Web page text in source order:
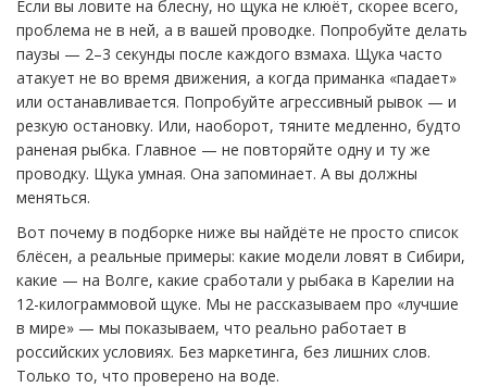
Если вы ловите на блесну, но щука не клюёт, скорее всего,
проблема не в ней, а в вашей проводке. Попробуйте делать
паузы — 2–3 секунды после каждого взмаха. Щука часто
атакует не во время движения, а когда приманка «падает»
или останавливается. Попробуйте агрессивный рывок — и
резкую остановку. Или, наоборот, тяните медленно, будто
раненая рыбка. Главное — не повторяйте одну и ту же
проводку. Щука умная. Она запоминает. А вы должны
меняться.
Вот почему в подборке ниже вы найдёте не просто список
блёсен, а реальные примеры: какие модели ловят в Сибири,
какие — на Волге, какие сработали у рыбака в Карелии на
12-килограммовой щуке. Мы не рассказываем про «лучшие
в мире» — мы показываем, что реально работает в
российских условиях. Без маркетинга, без лишних слов.
Только то, что проверено на воде.